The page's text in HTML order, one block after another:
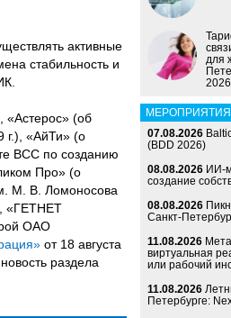
активные
стабильность и
«Астерос» (об
г.), «АйТи» (о
ВСС по созданию
Про» (о
М. В. Ломоносова
«ГЕТНЕТ
ОАО
от 18 августа
раздела
для
МЕРОПРИЯТИЯ
07.08.2026
(BDD 2026)
08.08.2026 ИИ-
создание
08.08.2026
Санкт-
11.08.2026
виртуальная
или рабочий
11.08.2026
Петербурге: